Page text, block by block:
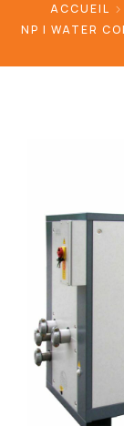
ACCUEIL
NP | WATER